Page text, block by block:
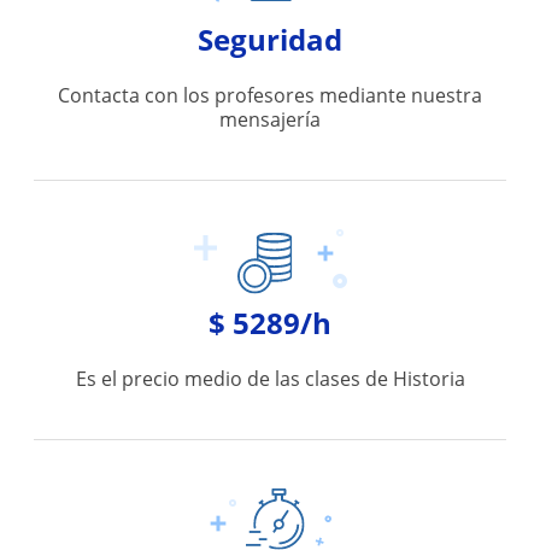
Seguridad
Contacta con los profesores mediante nuestra
mensajería
$ 5289/h
Es el precio medio de las clases de Historia